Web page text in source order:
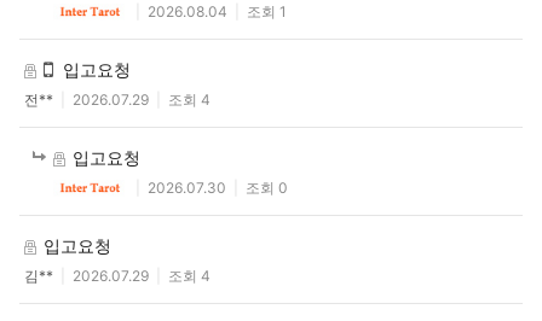
카드
2026.08.04 조회 1
입고요청
전** 2026.07.29 조회 4
입고요청
2026.07.30 조회 0
입고요청
김** 2026.07.29 조회 4